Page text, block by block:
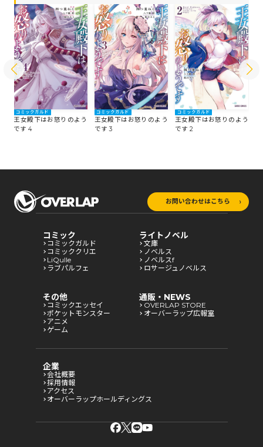
コミックガルド
王女殿下はお怒りのよう
です 4
コミックガルド
王女殿下はお怒りのよう
です 3
コミックガルド
王女殿下はお怒りのよう
です 2
お問い合わせはこちら
コミック
コミックガルド
コミッククリエ
LiQulle
ラブパルフェ
ライトノベル
文庫
ノベルス
ノベルスf
ロサージュノベルス
その他
コミックエッセイ
ポケットモンスター
アニメ
ゲーム
通販・NEWS
OVERLAP STORE
オーバーラップ広報室
企業
会社概要
採用情報
アクセス
オーバーラップホールディングス